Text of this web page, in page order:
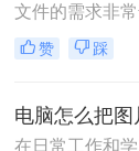
文件的需求非
PDF不仅可以
还可以确保文
文将介绍三种
法。
赞 踩
在日常工作和